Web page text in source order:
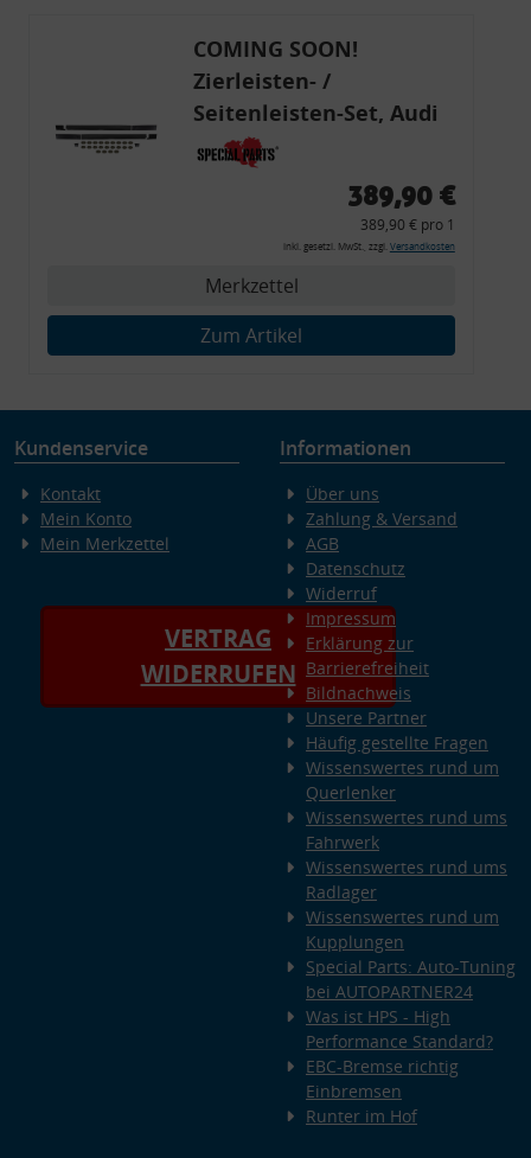
COMING SOON!
Zierleisten- /
Seitenleisten-Set, Audi
80 Cabrio, Coupe, S2, (6x
Zierleiste, 2x Kappe,
Montagewerkzeug)
389,90 €
389,90 € pro 1
inkl. gesetzl. MwSt., zzgl. Versandkosten
Merkzettel
Zum Artikel
Kundenservice
Kontakt
Mein Konto
Mein Merkzettel
VERTRAG
WIDERRUFEN
Informationen
Über uns
Zahlung & Versand
AGB
Datenschutz
Widerruf
Impressum
Erklärung zur
Barrierefreiheit
Bildnachweis
Unsere Partner
Häufig gestellte Fragen
Wissenswertes rund um
Querlenker
Wissenswertes rund ums
Fahrwerk
Wissenswertes rund ums
Radlager
Wissenswertes rund um
Kupplungen
Special Parts: Auto-Tuning
bei AUTOPARTNER24
Was ist HPS - High
Performance Standard?
EBC-Bremse richtig
Einbremsen
Runter im Hof